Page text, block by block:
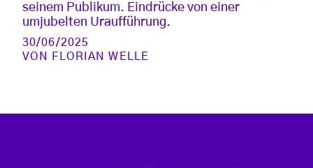
seinem Publikum. Eindrücke von einer
umjubelten Uraufführung.
30/06/2025
VON
FLORIAN WELLE